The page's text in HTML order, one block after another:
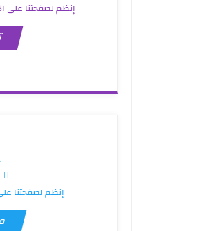
إنظم لصفحتنا على
إنظم لصفحتنا